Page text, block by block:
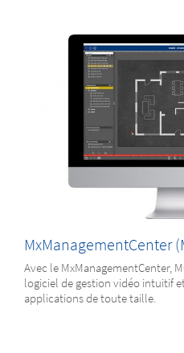
MxManagementCenter
Avec le MxManagementCenter,
logiciel de gestion vidéo intuitif
applications de toute taille.